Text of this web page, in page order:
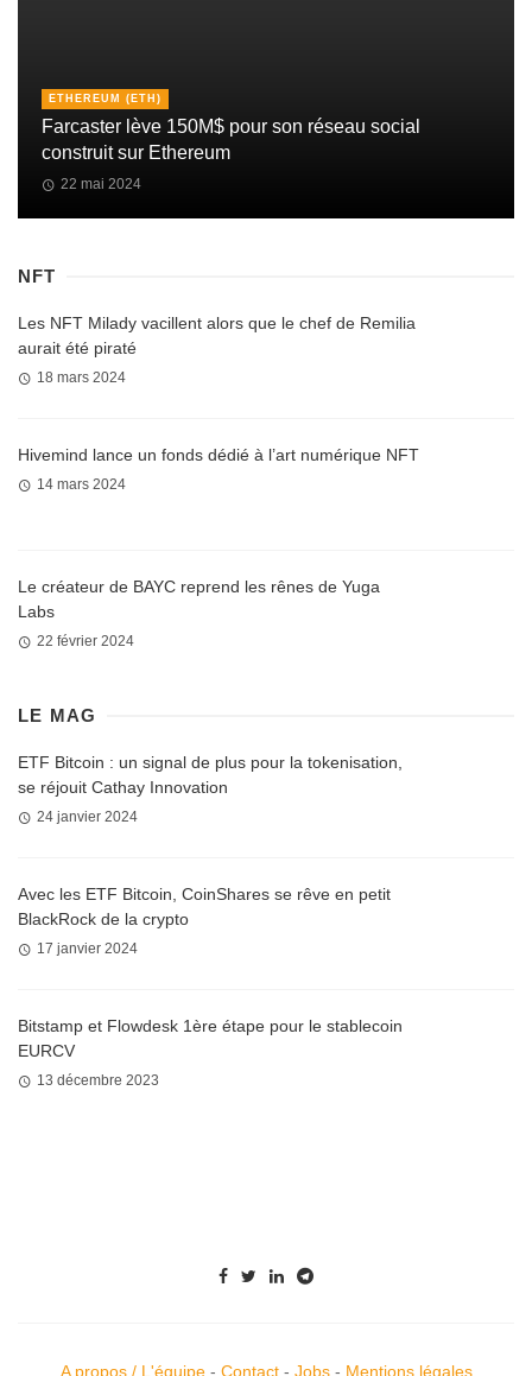
ETHEREUM (ETH)
Farcaster lève 150M$ pour son réseau social
construit sur Ethereum
22 mai 2024
NFT
Les NFT Milady vacillent alors que le chef de Remilia
aurait été piraté
18 mars 2024
Hivemind lance un fonds dédié à l’art numérique NFT
14 mars 2024
Le créateur de BAYC reprend les rênes de Yuga
Labs
22 février 2024
LE MAG
ETF Bitcoin : un signal de plus pour la tokenisation,
se réjouit Cathay Innovation
24 janvier 2024
Avec les ETF Bitcoin, CoinShares se rêve en petit
BlackRock de la crypto
17 janvier 2024
Bitstamp et Flowdesk 1ère étape pour le stablecoin
EURCV
13 décembre 2023
A propos / L'équipe- Contact- Jobs- Mentions légales